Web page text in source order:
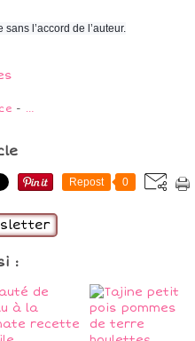
l’accord de l’auteur.
- …
Repost 0
: